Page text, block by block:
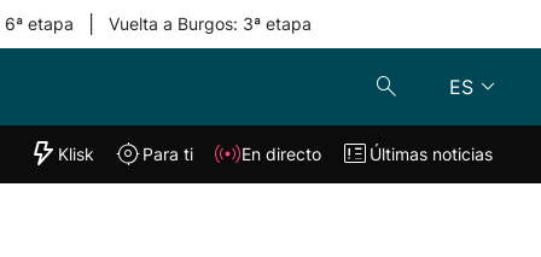
6ª etapa Vuelta a Burgos: 3ª etapa
ES
"Helmuga"
Klisk En directo
Klisk Para ti En directo Últimas noticias